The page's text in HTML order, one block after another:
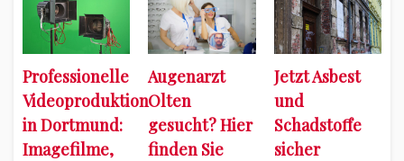
Professionelle
Videoproduktion
in Dortmund:
Imagefilme,
Augenarzt
Olten
gesucht? Hier
finden Sie
Jetzt Asbest
und
Schadstoffe
sicher